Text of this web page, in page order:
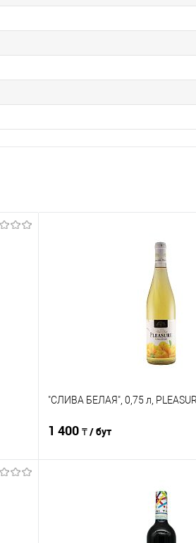
"СЛИВА БЕЛАЯ", 0,75 л,
1 400 ₸ / бут
В корзину